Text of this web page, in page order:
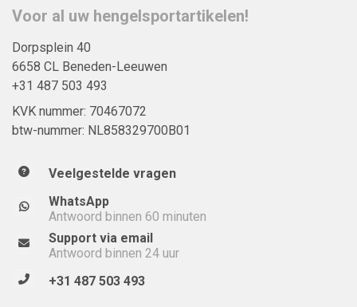
Voor al uw hengelsportartikelen!
Dorpsplein 40
6658 CL Beneden-Leeuwen
+31 487 503 493
KVK nummer: 70467072
btw-nummer: NL858329700B01
Veelgestelde vragen
WhatsApp
Antwoord binnen 60 minuten
Support via email
Antwoord binnen 24 uur
+31 487 503 493